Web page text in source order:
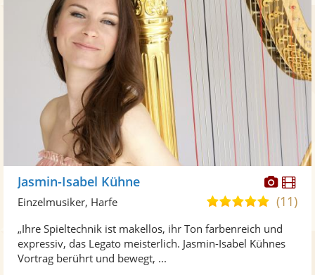
Fotos
Jasmin-Isabel Kühne
5,0
5
(11)
Einzelmusiker, Harfe
„Ihre Spieltechnik ist makellos, ihr Ton farbenreich und
expressiv, das Legato meisterlich. Jasmin-Isabel Kühnes
Vortrag berührt und bewegt, ...